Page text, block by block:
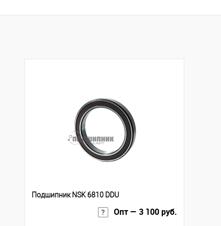
Купить в 1 клик
К сравнению
Подшипник NSK 6810 DDU
Опт — 3 100 руб.